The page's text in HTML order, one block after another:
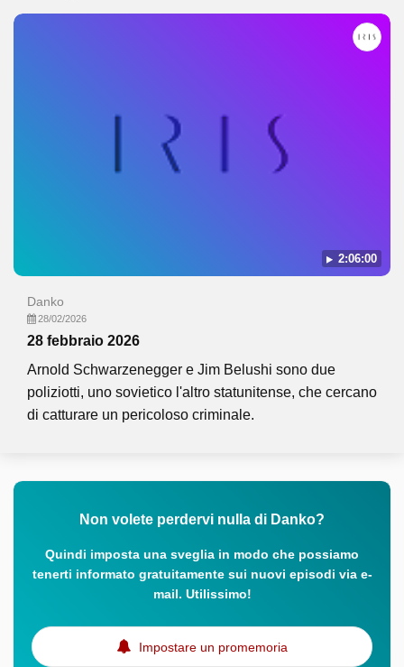
2:06:00
Danko
28/02/2026
28 febbraio 2026
Arnold Schwarzenegger e Jim Belushi sono due
poliziotti, uno sovietico l'altro statunitense, che cercano
di catturare un pericoloso criminale.
Non volete perdervi nulla di Danko?
Quindi imposta una sveglia in modo che possiamo
tenerti informato gratuitamente sui nuovi episodi via e-
mail. Utilissimo!
Impostare un promemoria